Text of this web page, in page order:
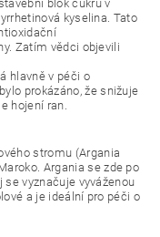
blok cukru v
kyselina. Tato
Zatím vědci objevili
hlavně v péči o
prokázáno, že snižuje
hojení ran.
stromu (Argania
Argania se zde po
vyznačuje vyváženou
a je ideální pro péči o